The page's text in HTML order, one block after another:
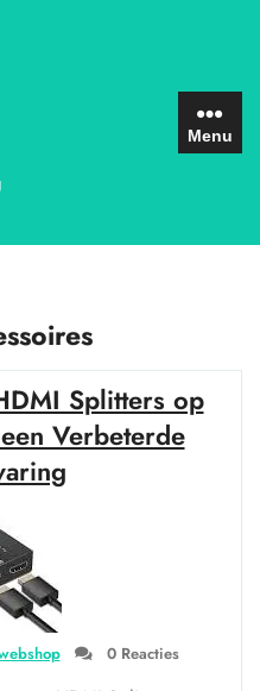
Menu
Splitters op
Verbeterde
0 Reacties